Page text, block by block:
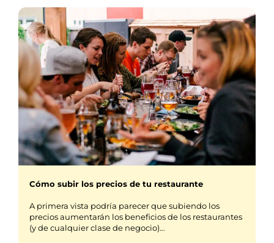
Cómo subir los precios de tu restaurante
A primera vista podría parecer que subiendo los
precios aumentarán los beneficios de los restaurantes
(y de cualquier clase de negocio)…